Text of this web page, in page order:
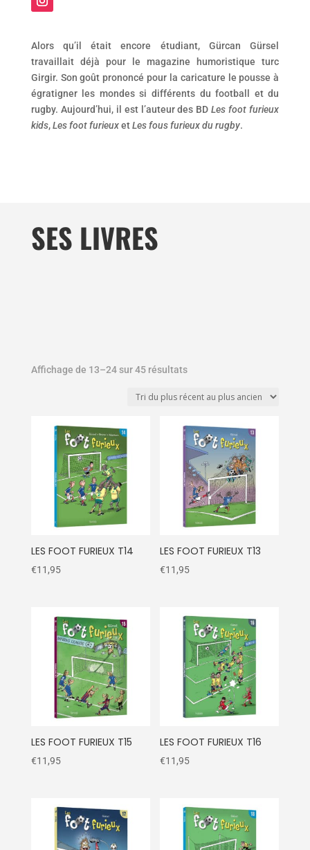
Alors qu’il était encore étudiant, Gürcan Gürsel
travaillait déjà pour le magazine humoristique turc
Girgir. Son goût prononcé pour la caricature le pousse à
égratigner les mondes si différents du football et du
rugby. Aujourd’hui, il est l’auteur des BDLes foot furieux
kids,Les foot furieuxetLes fous furieux du rugby.
SES LIVRES
Affichage de 13–24 sur 45 résultats
LES FOOT FURIEUX T14
€11,95
LES FOOT FURIEUX T13
€11,95
LES FOOT FURIEUX T15
€11,95
LES FOOT FURIEUX T16
€11,95